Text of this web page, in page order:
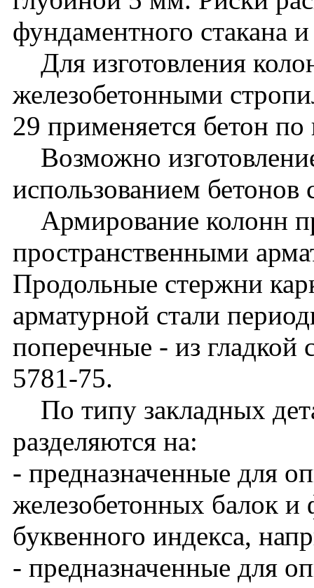
фундаментного стакана
Для изготовления
железобетонными
29 применяется бетон
Возможно
использованием
Армирование колонн
пространственными
Продольные стержни
арматурной стали
поперечные - из
5781-75.
По типу закладных
разделяются на:
- предназначенные для
железобетонных балок
буквенного индекса,
- предназначенные для